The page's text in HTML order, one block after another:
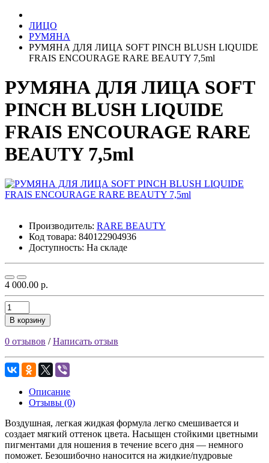
ЛИЦО
РУМЯНА
РУМЯНА ДЛЯ ЛИЦА SOFT PINCH BLUSH LIQUIDE
FRAIS ENCOURAGE RARE BEAUTY 7,5ml
РУМЯНА ДЛЯ ЛИЦА SOFT
PINCH BLUSH LIQUIDE
FRAIS ENCOURAGE RARE
BEAUTY 7,5ml
Производитель: RARE BEAUTY
Код товара: 840122904936
Доступность: На складе
4 000.00 р.
В корзину
0 отзывов /Написать отзыв
Описание
Отзывы (0)
Воздушная, легкая жидкая формула легко смешивается и
создает мягкий оттенок цвета. Насыщен стойкими цветными
пигментами для ношения в течение всего дня — немного
поможет. Безошибочно наносится на жидкие/пудровые